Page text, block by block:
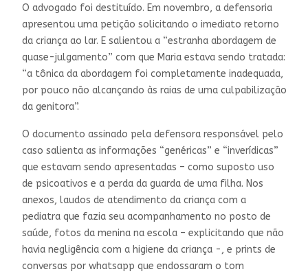
O advogado foi destituído. Em novembro, a defensoria
apresentou uma petição solicitando o imediato retorno
da criança ao lar. E salientou a “estranha abordagem de
quase-julgamento” com que Maria estava sendo tratada:
“a tônica da abordagem foi completamente inadequada,
por pouco não alcançando às raias de uma culpabilização
da genitora”.
O documento assinado pela defensora responsável pelo
caso salienta as informações “genéricas” e “inverídicas”
que estavam sendo apresentadas – como suposto uso
de psicoativos e a perda da guarda de uma filha. Nos
anexos, laudos de atendimento da criança com a
pediatra que fazia seu acompanhamento no posto de
saúde, fotos da menina na escola – explicitando que não
havia negligência com a higiene da criança -, e prints de
conversas por whatsapp que endossaram o tom